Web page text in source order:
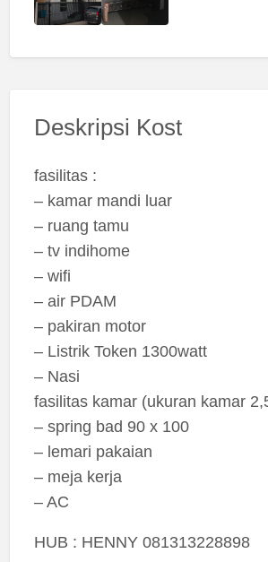
Deskripsi Kost
fasilitas :
– kamar mandi luar
– ruang tamu
– tv indihome
– wifi
– air PDAM
– pakiran motor
– Listrik Token 1300watt
– Nasi
fasilitas kamar (ukuran kamar
– spring bad 90 x 100
– lemari pakaian
– meja kerja
– AC
HUB : HENNY 081313228898